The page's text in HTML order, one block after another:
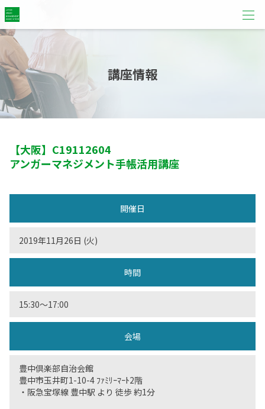
講座情報
【大阪】 C19112604
アンガーマネジメント手帳活用講座
開催日
2019年11月26日 (火)
時間
15:30〜17:00
会場
豊中倶楽部自治会館
豊中市玉井町1-10-4 ﾌｧﾐﾘｰﾏｰﾄ2階
・阪急宝塚線 豊中駅 より 徒歩 約1分